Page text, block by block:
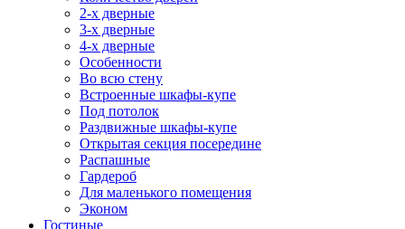
2-х дверные
3-х дверные
4-х дверные
Особенности
Во всю стену
Встроенные шкафы-купе
Под потолок
Раздвижные шкафы-купе
Открытая секция посередине
Распашные
Гардероб
Для маленького помещения
Эконом
Гостиные